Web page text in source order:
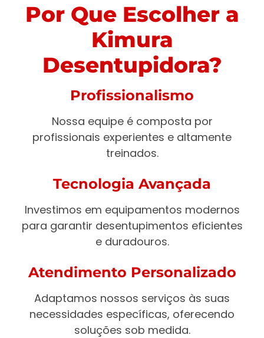
Por Que Escolher a
Kimura
Desentupidora?
Profissionalismo
Nossa equipe é composta por
profissionais experientes e altamente
treinados.
Tecnologia Avançada
Investimos em equipamentos modernos
para garantir desentupimentos eficientes
e duradouros.
Atendimento Personalizado
Adaptamos nossos serviços às suas
necessidades específicas, oferecendo
soluções sob medida.